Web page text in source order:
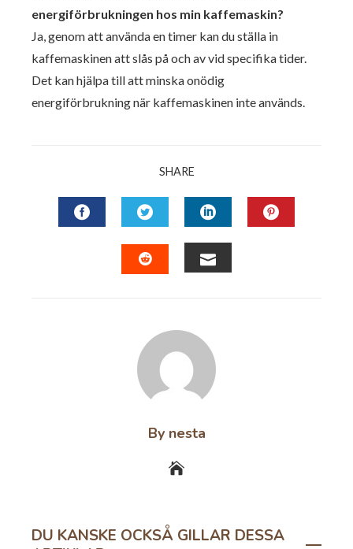
energiförbrukningen hos min kaffemaskin?
Ja, genom att använda en timer kan du ställa in
kaffemaskinen att slås på och av vid specifika tider.
Det kan hjälpa till att minska onödig
energiförbrukning när kaffemaskinen inte används.
SHARE
FACEBOOKTWITTERLINKEDIN
By nesta
DU KANSKE OCKSÅ GILLAR DESSA